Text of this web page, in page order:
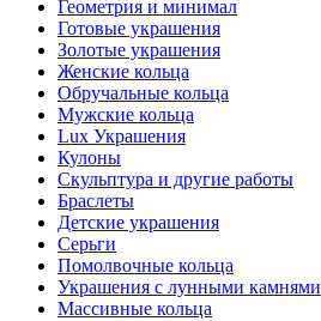
Геометрия и минимал
Готовые украшения
Золотые украшения
Женские кольца
Обручальные кольца
Мужские кольца
Lux Украшения
Кулоны
Скульптура и другие работы
Браслеты
Детские украшения
Серьги
Помолвочные кольца
Украшения с лунными камнями
Массивные кольца